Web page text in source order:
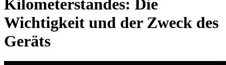
Kilometerstandes: Die
Wichtigkeit und der Zweck des
Geräts